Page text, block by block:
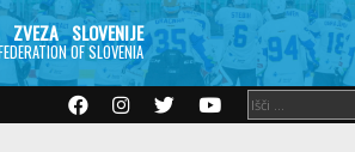
ZVEZA SLOVENIJE
OF SLOVENIA